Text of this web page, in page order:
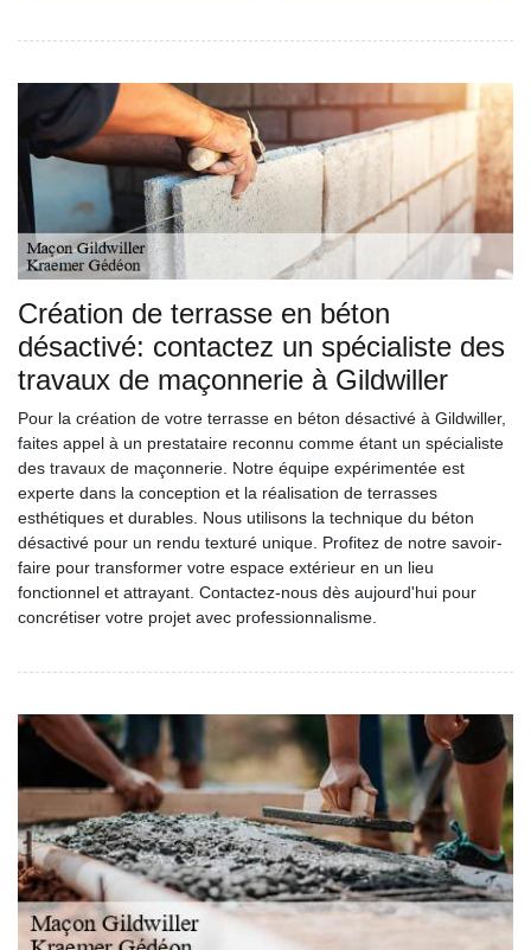
Création de terrasse en béton
désactivé: contactez un spécialiste des
travaux de maçonnerie à Gildwiller
Pour la création de votre terrasse en béton désactivé à Gildwiller,
faites appel à un prestataire reconnu comme étant un spécialiste
des travaux de maçonnerie. Notre équipe expérimentée est
experte dans la conception et la réalisation de terrasses
esthétiques et durables. Nous utilisons la technique du béton
désactivé pour un rendu texturé unique. Profitez de notre savoir-
faire pour transformer votre espace extérieur en un lieu
fonctionnel et attrayant. Contactez-nous dès aujourd'hui pour
concrétiser votre projet avec professionnalisme.